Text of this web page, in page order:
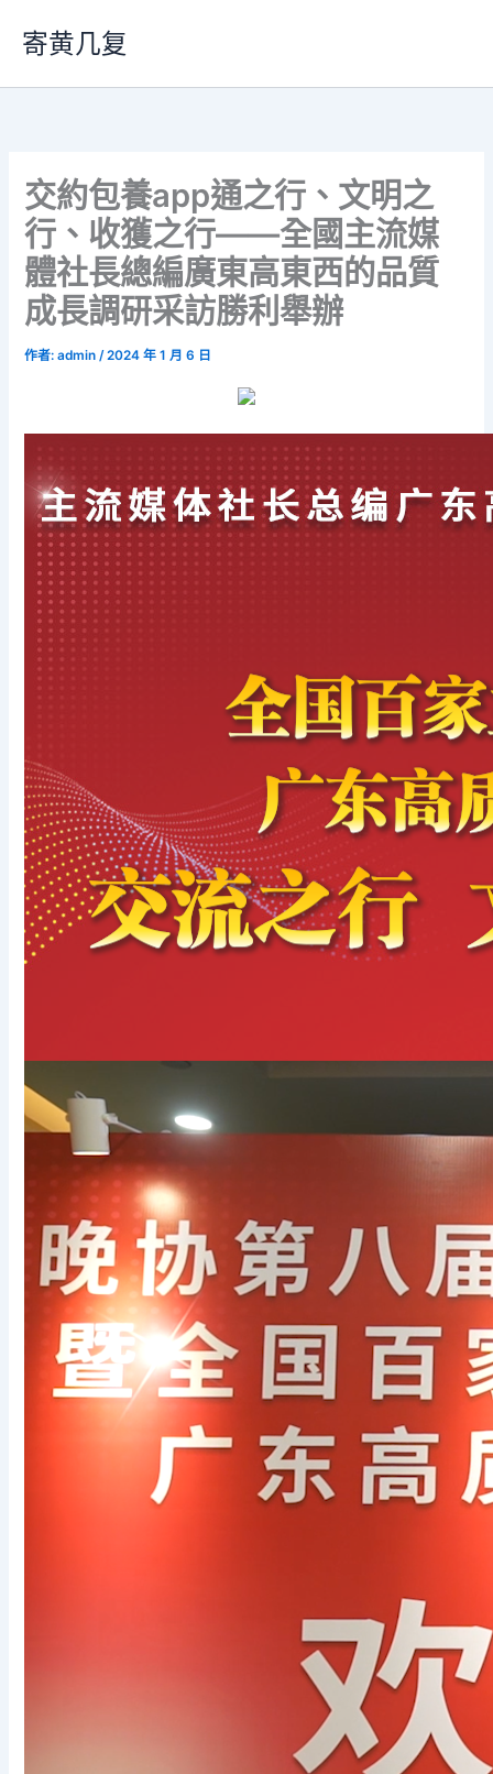
要
寄黄几复
交約包養app通之行、文明之
行、收獲之行——全國主流媒
體社長總編廣東高東西的品質
成長調研采訪勝利舉辦
作者:admin/2024 年 1 月 6 日